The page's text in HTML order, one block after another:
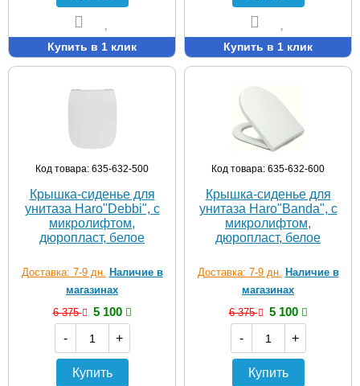
Купить в 1 клик Купить в 1 клик
Код товара: 635-632-500
Крышка-сиденье для
унитаза Haro"Debbi", с
микролифтом,
дюропласт, белое
Доставка: 7-9 дн. Наличие в
магазинах
6 375
5 100
-
+
Купить
Код товара: 635-632-600
Крышка-сиденье для
унитаза Haro"Banda", с
микролифтом,
дюропласт, белое
Доставка: 7-9 дн. Наличие в
магазинах
6 375
5 100
-
+
Купить